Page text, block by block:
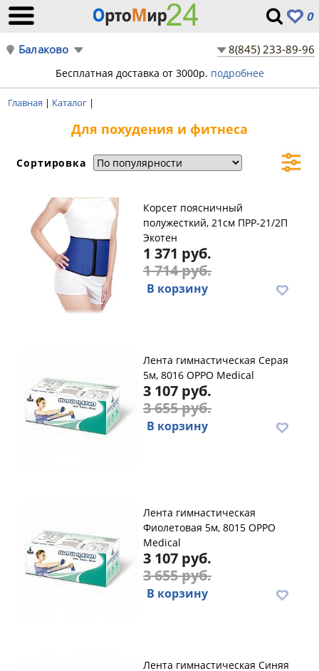
0
Балаково 8(845) 233-89-96
Бесплатная доставка от 3000р. подробнее
Главная | Каталог |
Для похудения и фитнеса
Сортировка
Корсет поясничный
полужесткий, 21см ПРР-21/2П
Экотен
1 371 руб.
1 714 руб.
В корзину
Лента гимнастическая Серая
5м, 8016 OPPO Medical
3 107 руб.
3 655 руб.
В корзину
Лента гимнастическая
Фиолетовая 5м, 8015 OPPO
Medical
3 107 руб.
3 655 руб.
В корзину
Лента гимнастическая Синяя